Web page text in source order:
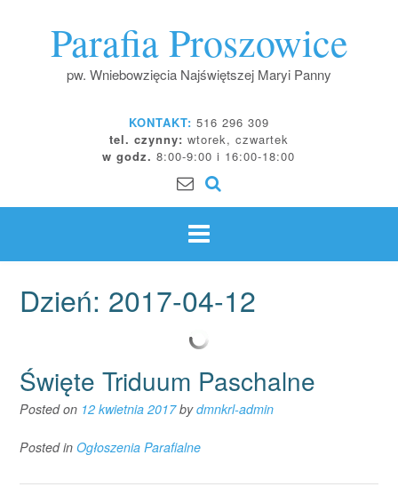
Parafia Proszowice
pw. Wniebowzięcia Najświętszej Maryi Panny
KONTAKT: 516 296 309
tel. czynny: wtorek, czwartek
w godz. 8:00-9:00 i 16:00-18:00
Dzień: 2017-04-12
Święte Triduum Paschalne
Posted on 12 kwietnia 2017bydmnkrl-admin
Posted in Ogłoszenia Parafialne